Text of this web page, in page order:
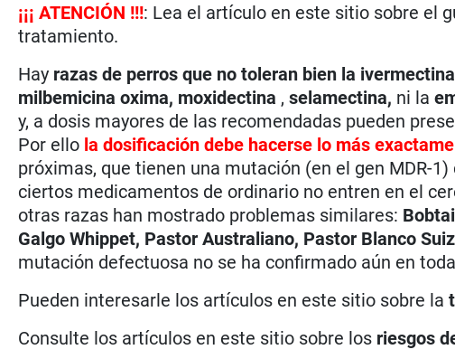
¡¡¡ATENCIÓN !!!: Lea el artículo en este sitio sobre el
tratamiento.
Hay razas de perros que no toleran bien la ivermectina
milbemicina oxima, moxidectina ,selamectina, ni la
y, a dosis mayores de las recomendadas pueden
Por ello la dosificación debe hacerse lo más
próximas, que tienen una mutación (en el gen MDR-
ciertos medicamentos de ordinario no entren en el
otras razas han mostrado problemas similares:
Galgo Whippet, Pastor Australiano, Pastor Blanco
mutación defectuosa no se ha confirmado aún en
Pueden interesarle los artículos en este sitio sobre la
Consulte los artículos en este sitio sobre los riesgos